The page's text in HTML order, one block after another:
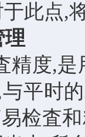
此点,
理
精度,是
平时
检査